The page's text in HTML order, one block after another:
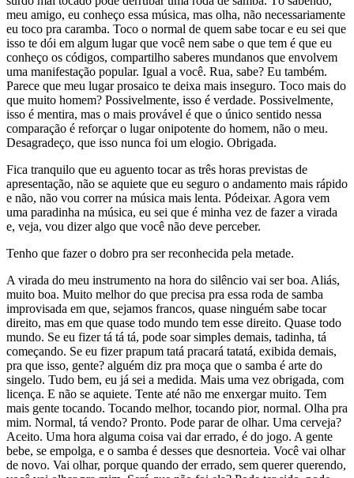
meu amigo, eu conheço essa música, mas olha, não necessariamente
eu toco pra caramba. Toco o normal de quem sabe tocar e eu sei que
isso te dói em algum lugar que você nem sabe o que tem é que eu
conheço os códigos, compartilho saberes mundanos que envolvem
uma manifestação popular. Igual a você. Rua, sabe? Eu também.
Parece que meu lugar prosaico te deixa mais inseguro. Toco mais do
que muito homem? Possivelmente, isso é verdade. Possivelmente,
isso é mentira, mas o mais provável é que o único sentido nessa
comparação é reforçar o lugar onipotente do homem, não o meu.
Desagradeço, que isso nunca foi um elogio. Obrigada.
Fica tranquilo que eu aguento tocar as três horas previstas de
apresentação, não se aquiete que eu seguro o andamento mais rápido
e não, não vou correr na música mais lenta. Pódeixar. Agora vem
uma paradinha na música, eu sei que é minha vez de fazer a virada
e, veja, vou dizer algo que você não deve perceber.
Tenho que fazer o dobro pra ser reconhecida pela metade.
A virada do meu instrumento na hora do silêncio vai ser boa. Aliás,
muito boa. Muito melhor do que precisa pra essa roda de samba
improvisada em que, sejamos francos, quase ninguém sabe tocar
direito, mas em que quase todo mundo tem esse direito. Quase todo
mundo. Se eu fizer tá tá tá, pode soar simples demais, tadinha, tá
começando. Se eu fizer prapum tatá pracará tatatá, exibida demais,
pra que isso, gente? alguém diz pra moça que o samba é arte do
singelo. Tudo bem, eu já sei a medida. Mais uma vez obrigada, com
licença. E não se aquiete. Tente até não me enxergar muito. Tem
mais gente tocando. Tocando melhor, tocando pior, normal. Olha pra
mim. Normal, tá vendo? Pronto. Pode parar de olhar. Uma cerveja?
Aceito. Uma hora alguma coisa vai dar errado, é do jogo. A gente
bebe, se empolga, e o samba é desses que desnorteia. Você vai olhar
de novo. Vai olhar, porque quando der errado, sem querer querendo,